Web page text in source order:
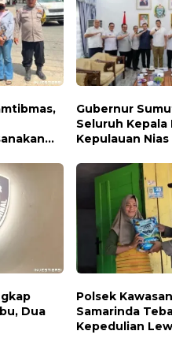
Gubernur
Seluruh Kepala
Kepulauan Nias
Dua
Polsek
Samarinda
Kepedulian